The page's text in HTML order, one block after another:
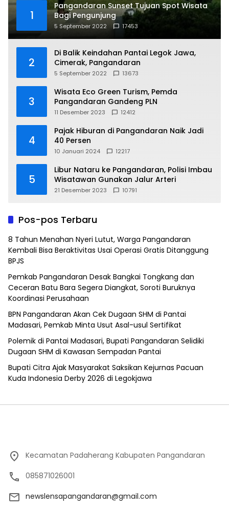
1
Pangandaran Sunset Tujuan Spot Wisata
Bagi Pengunjung
5 September 2022 17453
2
Di Balik Keindahan Pantai Legok Jawa,
Cimerak, Pangandaran
5 September 2022 13673
3
Wisata Eco Green Turism, Pemda
Pangandaran Gandeng PLN
11 Desember 2023 12412
4
Pajak Hiburan di Pangandaran Naik Jadi
40 Persen
10 Januari 2024 12217
5
Libur Nataru ke Pangandaran, Polisi Imbau
Wisatawan Gunakan Jalur Arteri
21 Desember 2023 10791
Pos-pos Terbaru
8 Tahun Menahan Nyeri Lutut, Warga Pangandaran
Kembali Bisa Beraktivitas Usai Operasi Gratis Ditanggung
BPJS
Pemkab Pangandaran Desak Bangkai Tongkang dan
Ceceran Batu Bara Segera Diangkat, Soroti Buruknya
Koordinasi Perusahaan
BPN Pangandaran Akan Cek Dugaan SHM di Pantai
Madasari, Pemkab Minta Usut Asal-usul Sertifikat
Polemik di Pantai Madasari, Bupati Pangandaran Selidiki
Dugaan SHM di Kawasan Sempadan Pantai
Bupati Citra Ajak Masyarakat Saksikan Kejurnas Pacuan
Kuda Indonesia Derby 2026 di Legokjawa
Kecamatan Padaherang Kabupaten Pangandaran
085871026001
newslensapangandaran@gmail.com